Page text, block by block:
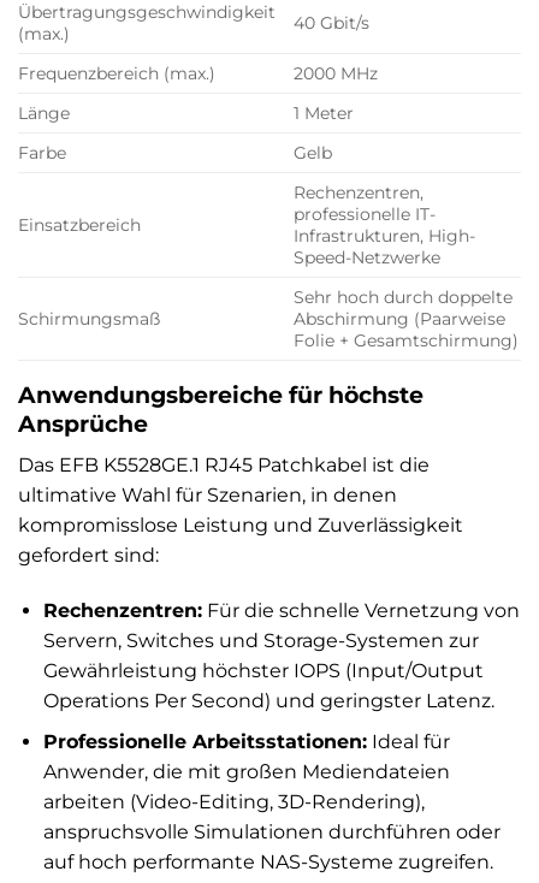
Übertragungsgeschwindigkeit
(max.)
40 Gbit/s
Frequenzbereich (max.)
2000 MHz
Länge
1 Meter
Farbe
Gelb
Einsatzbereich
Rechenzentren,
professionelle IT-
Infrastrukturen, High-
Speed-Netzwerke
Schirmungsmaß
Sehr hoch durch doppelte
Abschirmung (Paarweise
Folie + Gesamtschirmung)
Anwendungsbereiche für höchste
Ansprüche
Das EFB K5528GE.1 RJ45 Patchkabel ist die
ultimative Wahl für Szenarien, in denen
kompromisslose Leistung und Zuverlässigkeit
gefordert sind:
Rechenzentren:Für die schnelle Vernetzung von
Servern, Switches und Storage-Systemen zur
Gewährleistung höchster IOPS (Input/Output
Operations Per Second) und geringster Latenz.
Professionelle Arbeitsstationen:Ideal für
Anwender, die mit großen Mediendateien
arbeiten (Video-Editing, 3D-Rendering),
anspruchsvolle Simulationen durchführen oder
auf hoch performante NAS-Systeme zugreifen.